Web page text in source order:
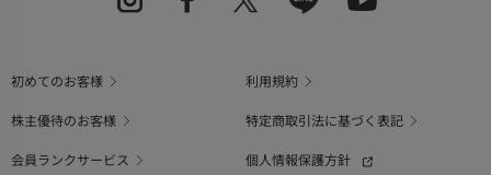
初めてのお客様
利用規約
株主優待のお客様
特定商取引法に基づく表記
会員ランクサービス
個人情報保護方針